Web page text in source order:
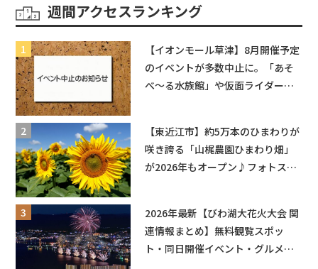
週間アクセスランキング
【イオンモール草津】8月開催予定
のイベントが多数中止に。「あそ
べ〜る水族館」や仮面ライダーシ
【東近江市】約5万本のひまわりが
咲き誇る「山梶農園ひまわり畑」
が2026年もオープン♪フォトスポ
2026年最新【びわ湖大花火大会 関
連情報まとめ】無料観覧スポッ
ト・同日開催イベント・グルメマ